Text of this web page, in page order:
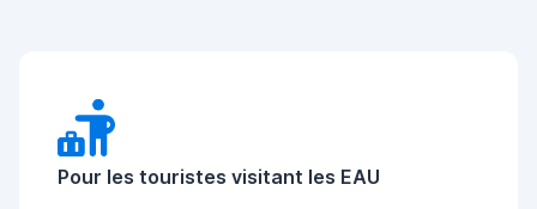
Pour les touristes visitant les EAU